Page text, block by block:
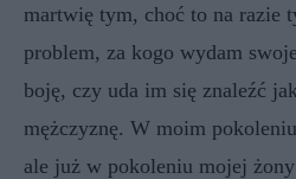
martwię tym, choć to na razie
problem, za kogo wydam
boję, czy uda im się znaleźć
mężczyznę. W moim
ale już w pokoleniu mojej